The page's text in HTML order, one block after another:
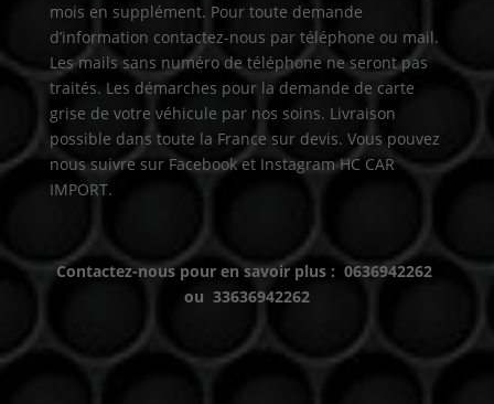
mois en supplément. Pour toute demande
d’information contactez-nous par téléphone ou mail.
Les mails sans numéro de téléphone ne seront pas
traités. Les démarches pour la demande de carte
grise de votre véhicule par nos soins. Livraison
possible dans toute la France sur devis. Vous pouvez
nous suivre sur Facebook et Instagram HC CAR
IMPORT.
Contactez-nous pour en savoir plus : 0636942262
ou 33636942262